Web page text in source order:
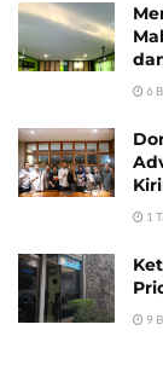
6
1
9